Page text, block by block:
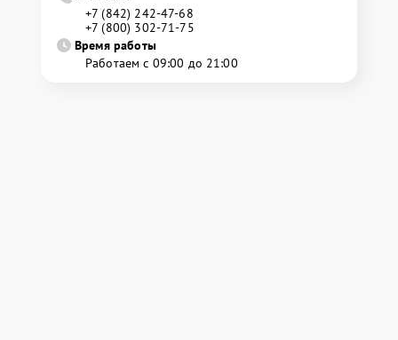
+7 (842) 242-47-68
+7 (800) 302-71-75
Время работы
Работаем с 09:00 до 21:00